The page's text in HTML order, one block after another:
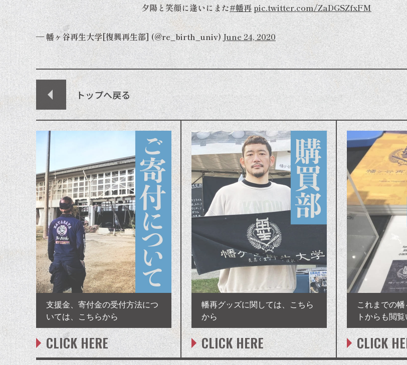
夕陽と笑顔に逢いにまた#幡再 pic.twitter.com/ZaDGSZfxFM
— 幡ヶ谷再生大学[復興再生部] (@re_birth_univ)June 24, 2020
トップへ戻る
支援金、寄付金の受付方法につ
いては、こちらから
CLICK HERE
幡再グッズに関しては、こちら
から
CLICK HERE
これまでの
トからも閲
CLICK